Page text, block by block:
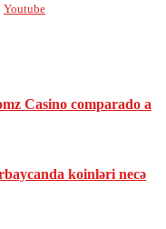
Youtube
Casino comparado a
koinləri necə